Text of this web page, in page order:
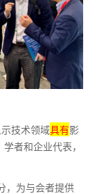
技术领域具有影
者和企业代表，
，为与会者提供